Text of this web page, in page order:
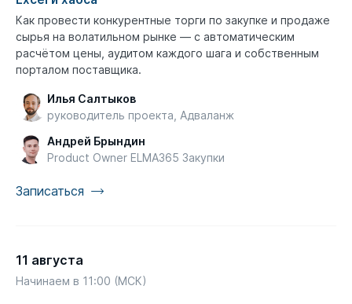
Как провести конкурентные торги по закупке и продаже
сырья на волатильном рынке — с автоматическим
расчётом цены, аудитом каждого шага и собственным
порталом поставщика.
Илья Салтыков
руководитель проекта, Адваланж
Андрей Брындин
Product Owner ELMA365 Закупки
Записаться
11 августа
Начинаем в 11:00 (МСК)